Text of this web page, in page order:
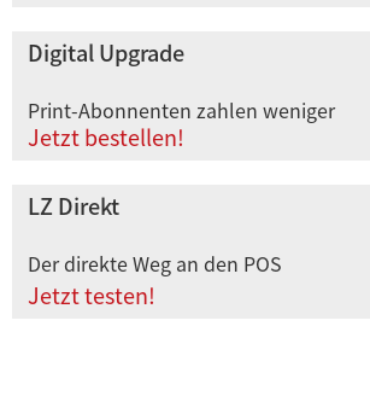
Digital Upgrade
Print-Abonnenten zahlen weniger
Jetzt bestellen!
LZ Direkt
Der direkte Weg an den POS
Jetzt testen!